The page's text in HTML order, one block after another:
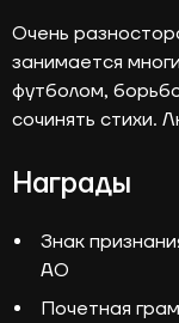
Очень
занимается
футболом,
сочинять стихи.
Награды
Знак
АО
Почетная